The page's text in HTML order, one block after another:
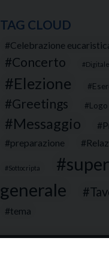
TAG CLOUD
Celebrazione
Concerto Digitale
Elezione
Greetings Logo
Messaggio
preparazione
Sottocripta
generale
tema